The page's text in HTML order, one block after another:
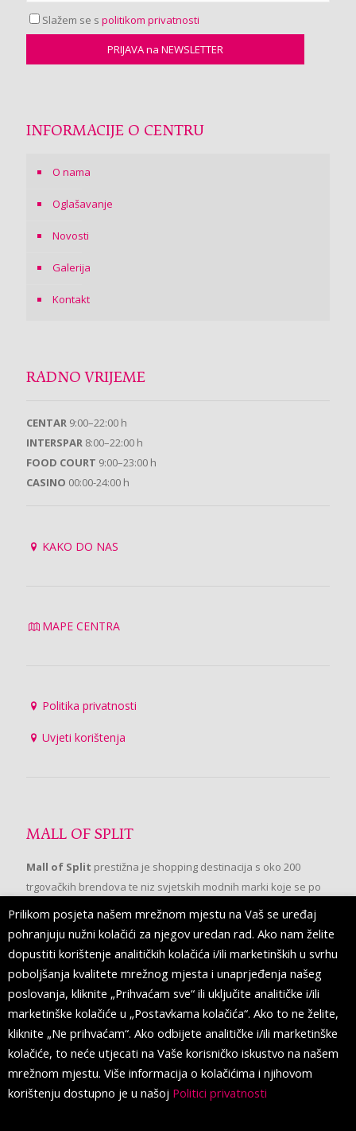
Slažem se s politikom privatnosti
INFORMACIJE O CENTRU
O nama
Oglašavanje
Novosti
Galerija
Kontakt
RADNO VRIJEME
CENTAR 9:00–22:00 h
INTERSPAR 8:00–22:00 h
FOOD COURT 9:00–23:00 h
CASINO 00:00-24:00 h
KAKO DO NAS
MAPE CENTRA
Politika privatnosti
Uvjeti korištenja
MALL OF SPLIT
Mall of Split prestižna je shopping destinacija s oko 200
trgovačkih brendova te niz svjetskih modnih marki koje se po
prvi put pojavljuju u Splitu.
PRATITE NAS
Prilikom posjeta našem mrežnom mjestu na Vaš se uređaj
pohranjuju nužni kolačići za njegov uredan rad. Ako nam želite
dopustiti korištenje analitičkih kolačića i/ili marketinških u svrhu
poboljšanja kvalitete mrežnog mjesta i unaprjeđenja našeg
poslovanja, kliknite „Prihvaćam sve“ ili uključite analitičke i/ili
marketinške kolačiće u „Postavkama kolačića“. Ako to ne želite,
kliknite „Ne prihvaćam“. Ako odbijete analitičke i/ili marketinške
kolačiće, to neće utjecati na Vaše korisničko iskustvo na našem
mrežnom mjestu. Više informacija o kolačićima i njihovom
korištenju dostupno je u našoj Politici privatnosti